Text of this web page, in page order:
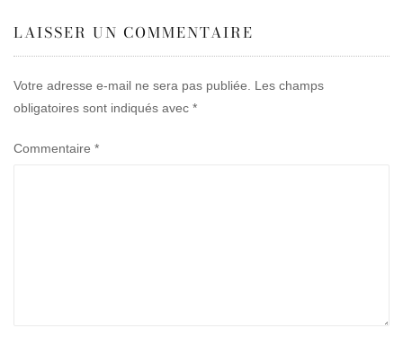
l’article
LAISSER UN COMMENTAIRE
Votre adresse e-mail ne sera pas publiée.
Les champs
obligatoires sont indiqués avec *
Commentaire *